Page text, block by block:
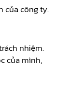
của công ty.
nhiệm.
của mình,